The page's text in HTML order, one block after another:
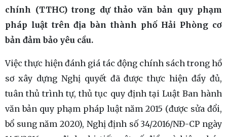
chính (TTHC) trong dự thảo văn bản quy phạm
pháp luật trên địa bàn thành phố Hải Phòng cơ
bản đảm bảo yêu cầu.
Việc thực hiện đánh giá tác động chính sách trong hồ
sơ xây dựng Nghị quyết đã được thực hiện đầy đủ,
tuân thủ trình tự, thủ tục quy định tại Luật Ban hành
văn bản quy phạm pháp luật năm 2015 (được sửa đổi,
bổ sung năm 2020), Nghị định số 34/2016/NĐ-CP ngày